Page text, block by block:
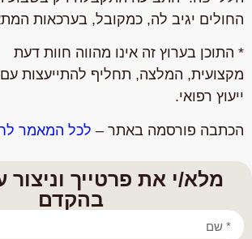
מלא/י את פרטייך וניצור
בהקדם
החולים יגיב לה, כמקובל, בערכאות
* התוכן בערוץ זה אינו מהווה חוות דעת
מקצועית, המלצה, תחליף להתייעצות
ייעוץ רפואי.
הכתבה פורסמה באתר – לכל המאמר